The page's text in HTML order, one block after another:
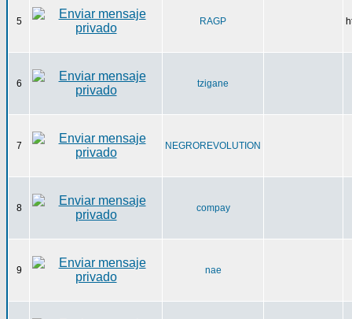
5 RAGP
6 tzigane
7 NEGROREVOLUTION
8 compay
9 nae